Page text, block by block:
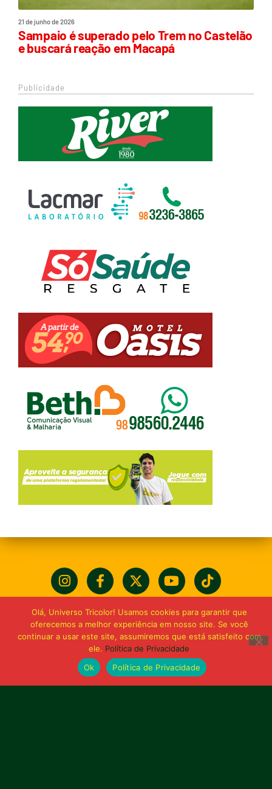
21 de junho de 2026
Sampaio é superado pelo Trem no Castelão
e buscará reação em Macapá
Publicidade
Olá, Universo Tricolor! Usamos cookies para garantir que
oferecemos a melhor experiência em nosso site. Se você
continuar a usar este site, assumiremos que está satisfeito com
ele. Política de Privacidade
Ok
Política de Privacidade